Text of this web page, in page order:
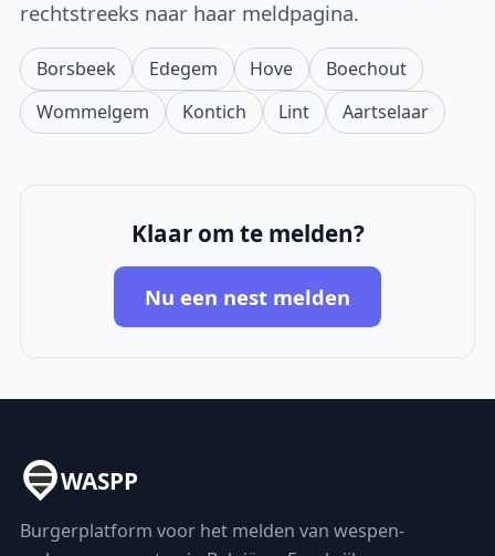
rechtstreeks naar haar meldpagina.
Borsbeek Edegem Hove
Boechout
Wommelgem
Kontich Lint Aartselaar
Klaar om te melden?
Nu een nest melden
WASPP
Burgerplatform voor het melden van wespen-